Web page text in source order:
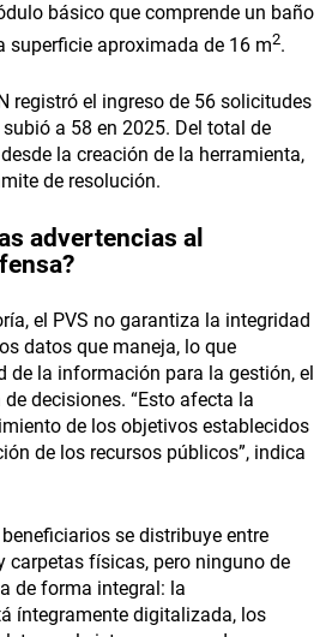
básico que comprende un baño
superficie aproximada de 16 m2.
registró el ingreso de 56 solicitudes
a 58 en 2025. Del total de
la creación de la herramienta,
de resolución.
advertencias al
el PVS no garantiza la integridad
datos que maneja, lo que
de la información para la gestión, el
decisiones. “Esto afecta la
de los objetivos establecidos
de los recursos públicos”, indica
se distribuye entre
carpetas físicas, pero ninguno de
de forma integral: la
íntegramente digitalizada, los